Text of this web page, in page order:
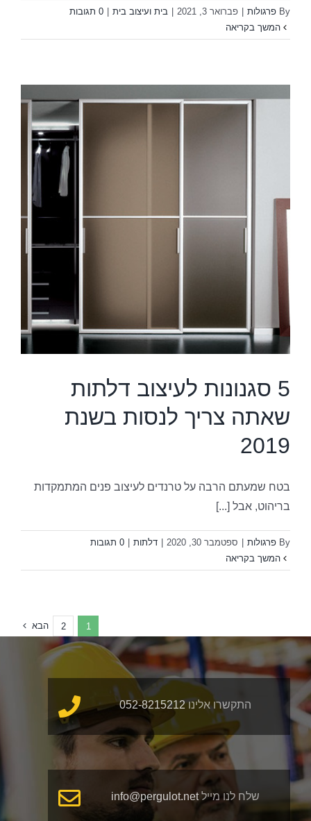
By פרגולות פברואר 3, 2021 בית ועיצוב בית
0 תגובות
המשך בקריאה
5 סגנונות לעיצוב דלתות
שאתה צריך לנסות בשנת
2019
בטח שמעתם הרבה על טרנדים לעיצוב פנים המתמקדות
בריהוט, אבל [...]
By פרגולות ספטמבר 30, 2020 דלתות
0 תגובות
המשך בקריאה
1
2 הבא
התקשרו אלינו052-8215212
שלח לנו מיילinfo@pergulot.net